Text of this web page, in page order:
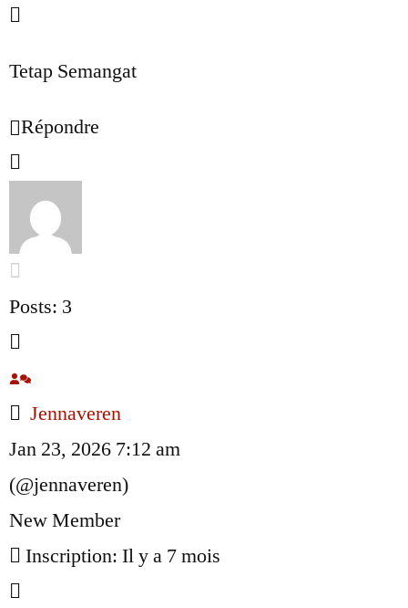
Tetap Semangat
Répondre
Posts: 3
Jennaveren
Jan 23, 2026 7:12 am
(@jennaveren)
New Member
Inscription: Il y a 7 mois